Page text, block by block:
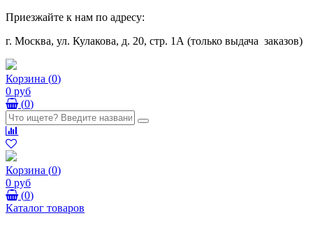
Приезжайте к нам по адресу:
г. Москва, ул. Кулакова, д. 20, стр. 1А (только выдача заказов)
Корзина (0)
0 руб
(0)
Корзина (0)
0 руб
(0)
Каталог товаров